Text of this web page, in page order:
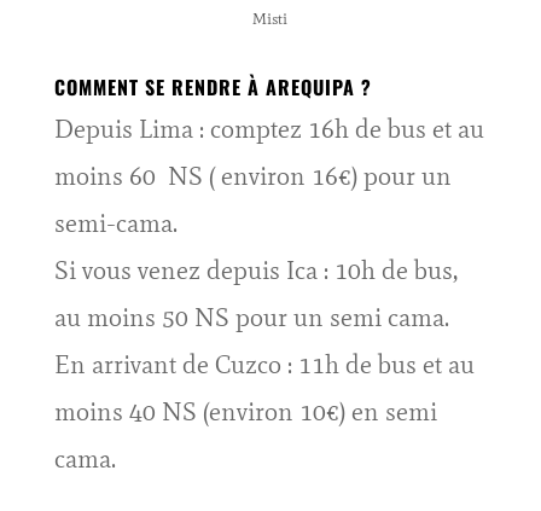
Misti
COMMENT SE RENDRE À AREQUIPA ?
Depuis Lima : comptez 16h de bus et au
moins 60 NS ( environ 16€) pour un
semi-cama.
Si vous venez depuis Ica : 10h de bus,
au moins 50 NS pour un semi cama.
En arrivant de Cuzco : 11h de bus et au
moins 40 NS (environ 10€) en semi
cama.